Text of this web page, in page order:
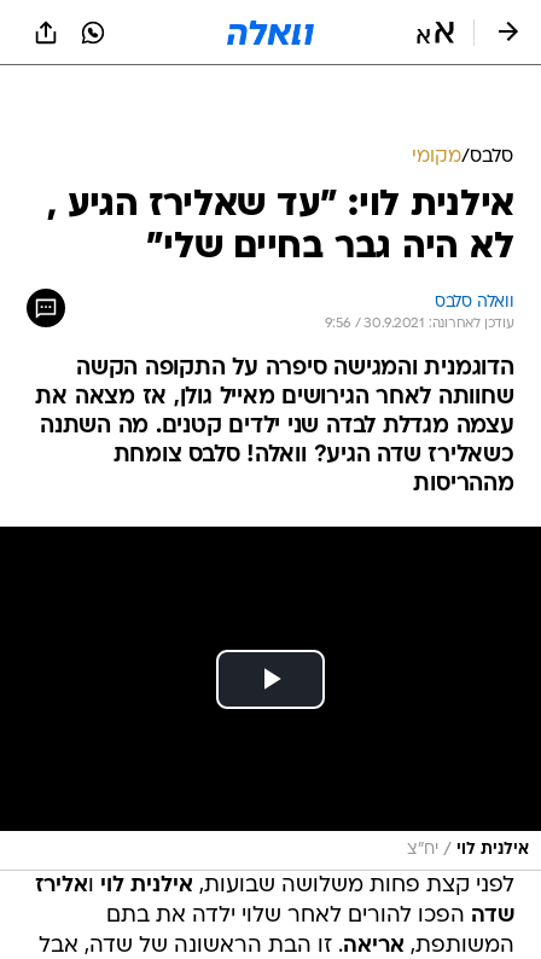
סלבס/מקומי
אילנית לוי: "עד שאלירז הגיע ,
לא היה גבר בחיים שלי"
וואלה סלבס
עודכן לאחרונה: 30.9.2021 / 9:56
הדוגמנית והמגישה סיפרה על התקופה הקשה
שחוותה לאחר הגירושים מאייל גולן, אז מצאה את
עצמה מגדלת לבדה שני ילדים קטנים. מה השתנה
כשאלירז שדה הגיע? וואלה! סלבס צומחת
מההריסות
אילנית לוי / יח"צ
לפני קצת פחות משלושה שבועות, אילנית לוי ואלירז
שדה הפכו להורים לאחר שלוי ילדה את בתם
המשותפת, אריאה. זו הבת הראשונה של שדה, אבל